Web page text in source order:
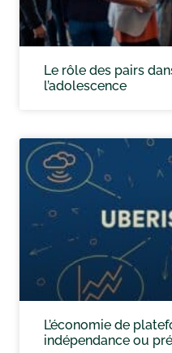
Le rôle des pairs
l’adolescence
L’économie de
indépendance ou